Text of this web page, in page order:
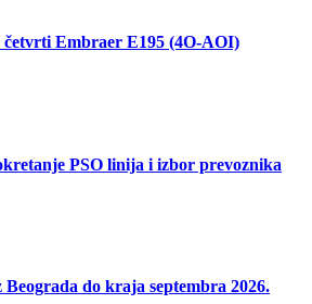
Embraer E195 (4O-AOI)
PSO linija i izbor prevoznika
do kraja septembra 2026.